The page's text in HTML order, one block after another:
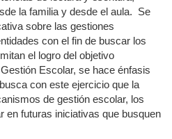
la familia y desde el aula. Se
sobre las gestiones
con el fin de buscar los
el logro del objetivo
Escolar, se hace énfasis
con este ejercicio que la
de gestión escolar, los
en futuras iniciativas que busquen